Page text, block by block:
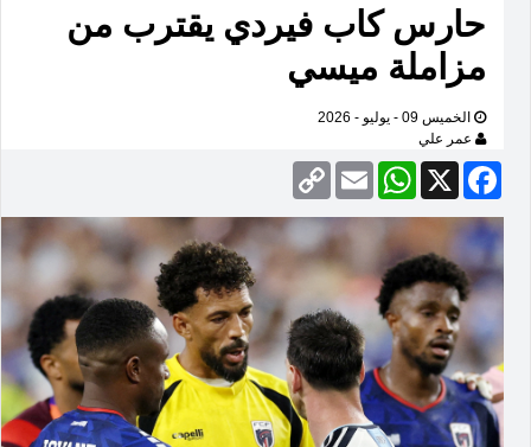
حارس كاب فيردي يقترب من
مزاملة ميسي
الخميس 09 - يوليو - 2026
عمر علي
Facebook
X
WhatsApp
Email
Copy
Link